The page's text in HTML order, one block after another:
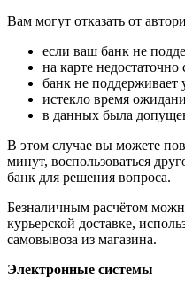
Вам могут отказать от
если ваш банк не
на карте
банк не поддерживает
истекло время
в данных была
В этом случае вы можете
минут, воспользоваться
банк для решения вопроса.
Безналичным расчётом
курьерской доставке,
самовывоза из магазина.
Электронные системы